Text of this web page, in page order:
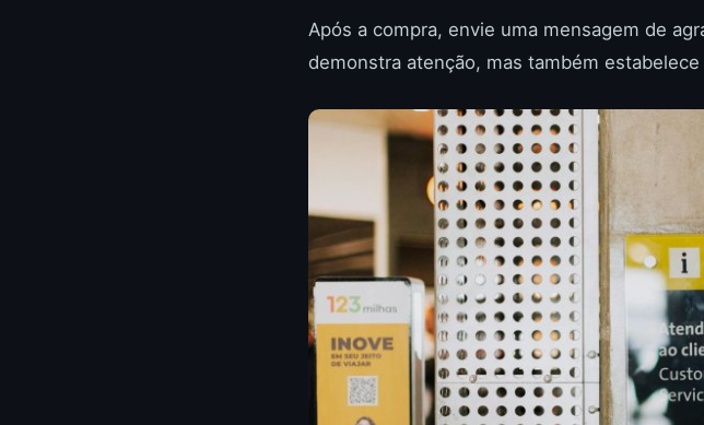
Após a compra, envie uma mensagem de
demonstra atenção, mas também